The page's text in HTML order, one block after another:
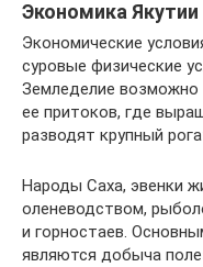
Экономика Якутии
Экономические
суровые физические
Земледелие возможно
ее притоков, где
разводят крупный
Народы Саха, эвенки
оленеводством,
и горностаев.
являются добыча